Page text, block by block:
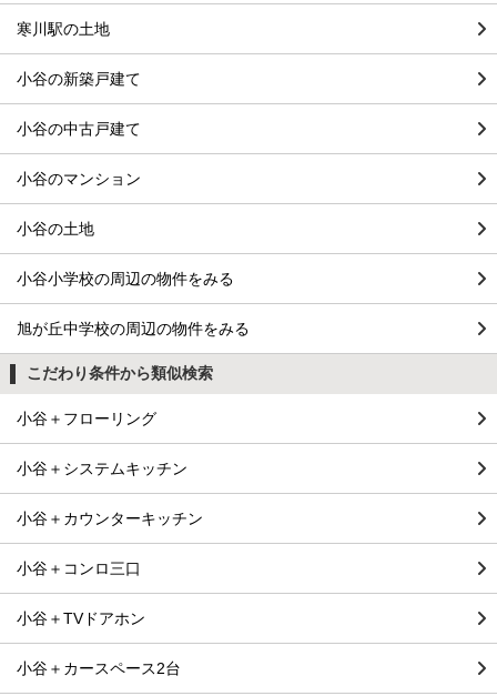
寒川駅の土地
小谷の新築戸建て
小谷の中古戸建て
小谷のマンション
小谷の土地
小谷小学校の周辺の物件をみる
旭が丘中学校の周辺の物件をみる
こだわり条件から類似検索
小谷＋フローリング
小谷＋システムキッチン
小谷＋カウンターキッチン
小谷＋コンロ三口
小谷＋TVドアホン
小谷＋カースペース2台